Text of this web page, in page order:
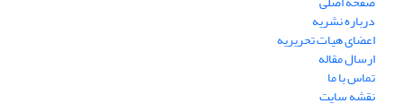
درباره نشریه
اعضای هیات تحریریه
ارسال مقاله
تماس با ما
نقشه سایت